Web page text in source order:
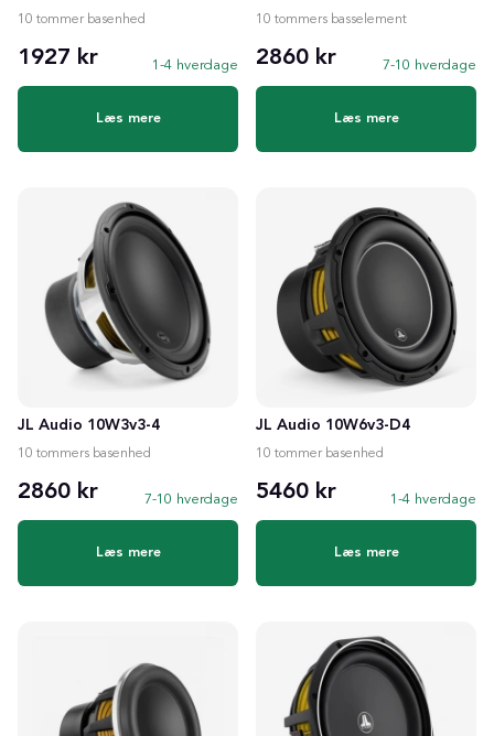
10 tommer basenhed
1927 kr 1-4 hverdage
Læs mere
10 tommers basselement
2860 kr 7-10 hverdage
Læs mere
JL Audio 10W3v3-4
10 tommers basenhed
2860 kr 7-10 hverdage
Læs mere
JL Audio 10W6v3-D4
10 tommer basenhed
5460 kr 1-4 hverdage
Læs mere